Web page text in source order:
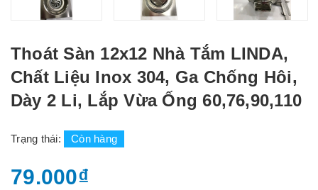
Thoát Sàn 12x12 Nhà Tắm LINDA,
Chất Liệu Inox 304, Ga Chống Hôi,
Dày 2 Li, Lắp Vừa Ống 60,76,90,110
Trạng thái: Còn hàng
79.000₫